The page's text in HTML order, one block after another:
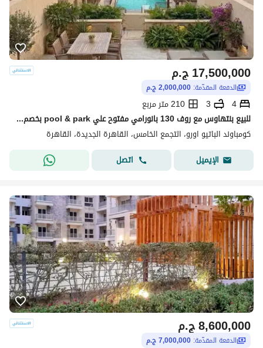
ج.م17,500,000
الدفعة المقدّمة: 2,000,000 ج.م
4
3
210 متر مربع
للبيع بنتهاوس مع روف 130 بانورامي مفتوح علي pool & park بخصم هائل علي طريق السويس مباشرة بالقرب من الباتيو سولا وبجوار The spine مدينتي دقائق من Auc
كومباوند الباتيو اورو، التجمع الخامس، القاهرة الجديدة، القاهرة
الإيميل
اتصل
ج.م8,600,000
الدفعة المقدّمة: 7,000,000 ج.م